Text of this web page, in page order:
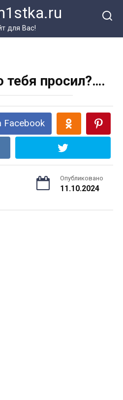
для Вас!
тебя просил?….
Facebook
Опубликовано
11.10.2024